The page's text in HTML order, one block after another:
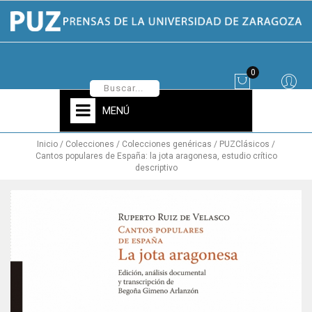
0
MENÚ
Inicio Colecciones Colecciones genéricas
PUZClásicos
Cantos populares de España: la jota aragonesa, estudio crítico
descriptivo